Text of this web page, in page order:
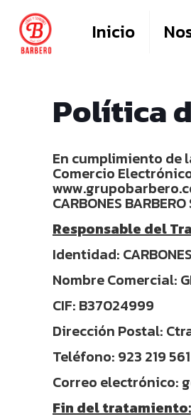
Inicio
Política
En cumplimiento de
Comercio
CARBONES
Responsable del
Identidad:
Nombre Comercial:
CIF: B37024999
Dirección Postal:
Teléfono: 923 219 561
Correo electrónico:
Fin del tratamiento: